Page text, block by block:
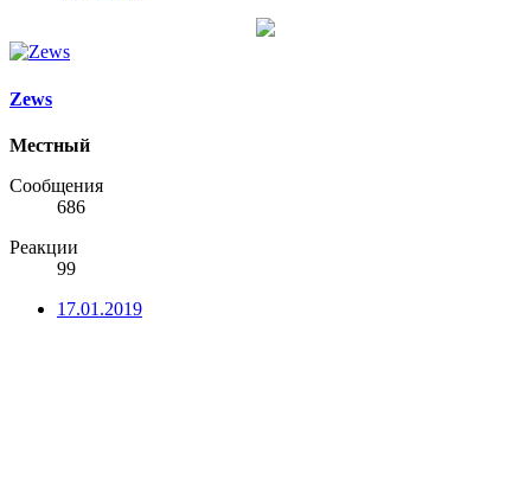
Zews
Местный
Сообщения
686
Реакции
99
17.01.2019